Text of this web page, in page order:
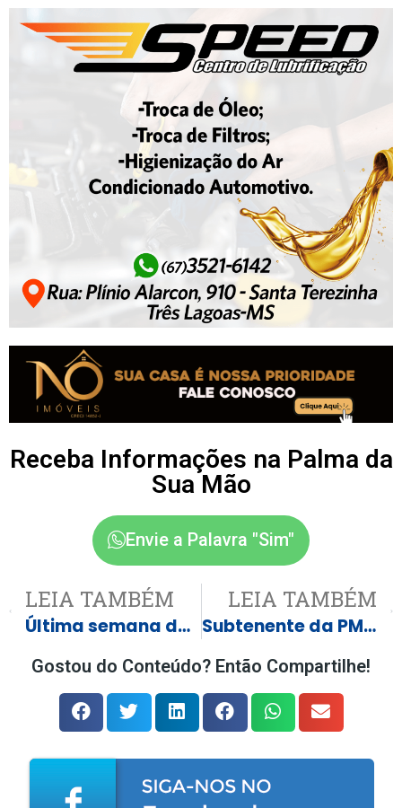
Receba Informações na Palma da
Sua Mão
Envie a Palavra "Sim"
LEIA TAMBÉM
Última semana de inscrições para torneio de pesca em Castilho com mais de R$ 30 mil em prêmios
LEIA TAMBÉM
Subtenente da PM é morta a tiros em Campo Grande; namorado é preso suspeito de feminicídio
Gostou do Conteúdo? Então Compartilhe!